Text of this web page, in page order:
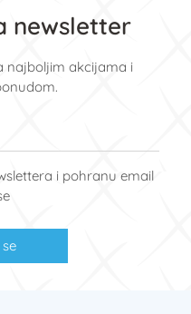
newsletter
najboljim akcijama i
i pohranu email